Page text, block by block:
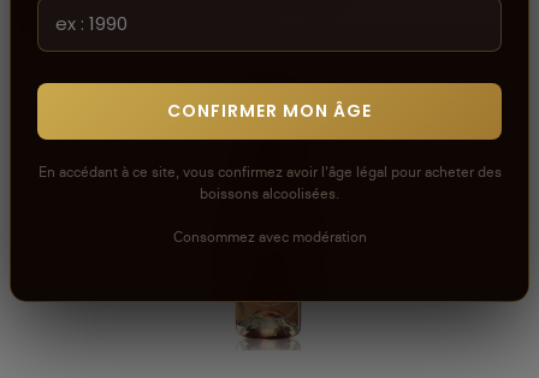
365,000 DT
CONFIRMER MON ÂGE
En accédant à ce site, vous confirmez avoir l'âge légal pour acheter des
boissons alcoolisées.
Consommez avec modération